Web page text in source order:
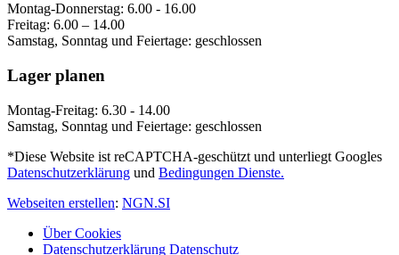
Montag-Donnerstag: 6.00 - 16.00
Freitag: 6.00 – 14.00
Samstag, Sonntag und Feiertage: geschlossen
Lager planen
Montag-Freitag: 6.30 - 14.00
Samstag, Sonntag und Feiertage: geschlossen
*Diese Website ist reCAPTCHA-geschützt und unterliegt Googles
Datenschutzerklärung und Bedingungen Dienste.
Webseiten erstellen: NGN.SI
Über Cookies
Datenschutzerklärung Datenschutz